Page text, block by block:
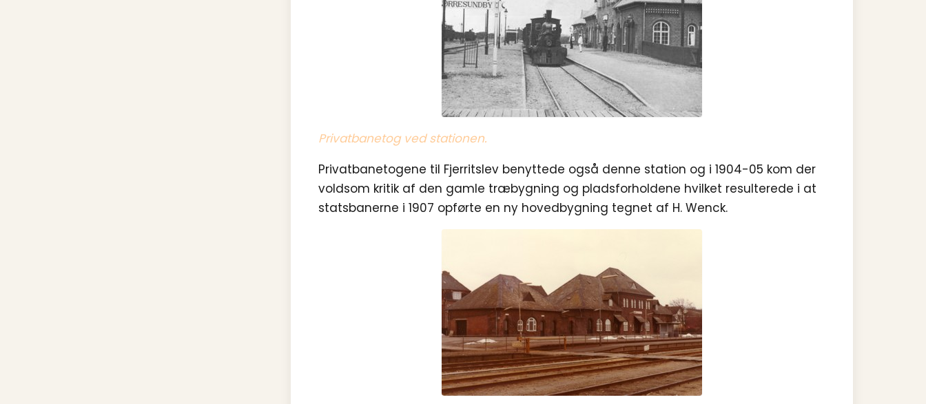
Privatbanetog ved stationen.
Privatbanetogene til Fjerritslev benyttede også denne station og i 1904-05 kom der
voldsom kritik af den gamle træbygning og pladsforholdene hvilket resulterede i at
statsbanerne i 1907 opførte en ny hovedbygning tegnet af H. Wenck.